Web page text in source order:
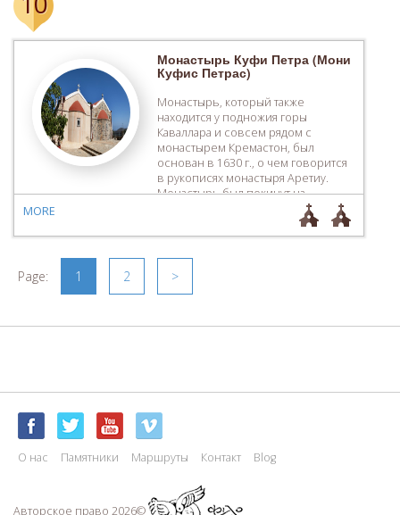
Монастырь Куфи Петра (Мони
Куфис Петрас)
Монастырь, который также
находится у подножия горы
Каваллара и совсем рядом с
монастырем Кремастон, был
основан в 1630 г., о чем говорится
в рукописях монастыря Аретиу.
Монастырь был покинут на
длительный период и в 1866 г.
стараниями монахини Ирины
Хлапутаки, сестры тогдашнего
построены ступенчато из-за
скалистой поверхности. […]
MORE
Page: 1 2 >
О нас Памятники Маршруты Контакт Blog
Авторское право 2026©